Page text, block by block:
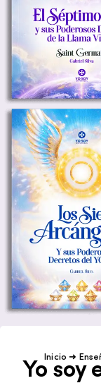
Inicio ➜
Yo soy